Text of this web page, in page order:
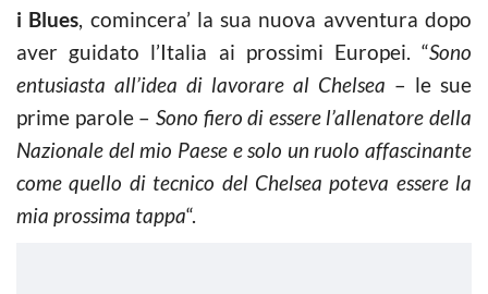
i Blues, comincera’ la sua nuova avventura dopo
aver guidato l’Italia ai prossimi Europei. “Sono
entusiasta all’idea di lavorare al Chelsea – le sue
prime parole – Sono fiero di essere l’allenatore della
Nazionale del mio Paese e solo un ruolo affascinante
come quello di tecnico del Chelsea poteva essere la
mia prossima tappa“.